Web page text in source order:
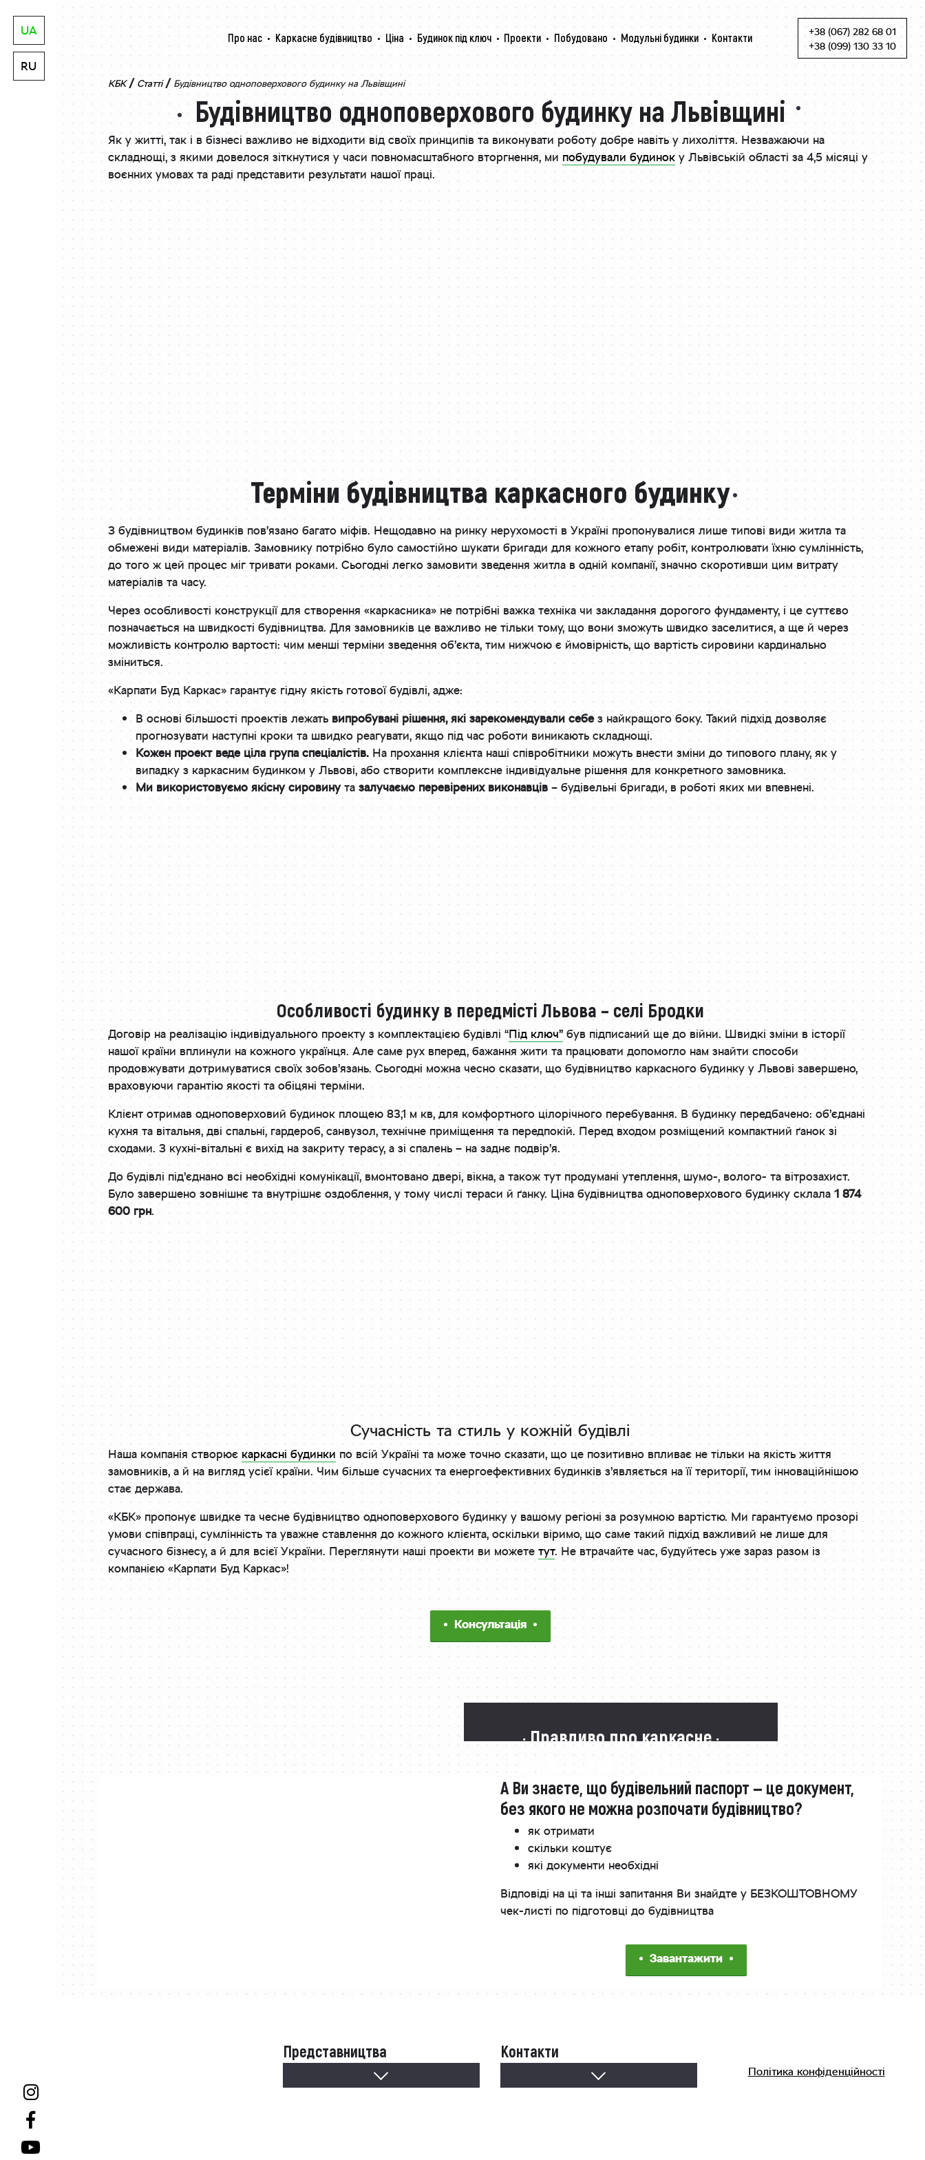
UA
RU
Про нас Каркасне будівництво Ціна Будинок під ключ Проекти Побудовано Модульні будинки Контакти Skip to content
+38 (067) 282 68 01
+38 (099) 130 33 10
КБК / Статті / Будівництво одноповерхового будинку на Львівщині
Будівництво одноповерхового будинку на Львівщині
Як у житті, так і в бізнесі важливо не відходити від своїх принципів та виконувати роботу добре навіть у лихоліття. Незважаючи на
складнощі, з якими довелося зіткнутися у часи повномасштабного вторгнення, ми побудували будиноку Львівській області за 4,5 місяці у
воєнних умовах та раді представити результати нашої праці.
Терміни будівництва каркасного будинку
З будівництвом будинків пов’язано багато міфів. Нещодавно на ринку нерухомості в Україні пропонувалися лише типові види житла та
обмежені види матеріалів. Замовнику потрібно було самостійно шукати бригади для кожного етапу робіт, контролювати їхню сумлінність,
до того ж цей процес міг тривати роками. Сьогодні легко замовити зведення житла в одній компанії, значно скоротивши цим витрату
матеріалів та часу.
Через особливості конструкції для створення «каркасника» не потрібні важка техніка чи закладання дорогого фундаменту, і це суттєво
позначається на швидкості будівництва. Для замовників це важливо не тільки тому, що вони зможуть швидко заселитися, а ще й через
можливість контролю вартості: чим менші терміни зведення об’єкта, тим нижчою є ймовірність, що вартість сировини кардинально
зміниться.
«Карпати Буд Каркас» гарантує гідну якість готової будівлі, адже:
В основі більшості проектів лежать випробувані рішення, які зарекомендували себез найкращого боку. Такий підхід дозволяє
прогнозувати наступні кроки та швидко реагувати, якщо під час роботи виникають складнощі.
Кожен проект веде ціла група спеціалістів. На прохання клієнта наші співробітники можуть внести зміни до типового плану, як у
випадку з каркасним будинком у Львові, або створити комплексне індивідуальне рішення для конкретного замовника.
Ми використовуємо якісну сировинутазалучаємо перевірених виконавців– будівельні бригади, в роботі яких ми впевнені.
Особливості будинку в передмісті Львова – селі Бродки
Договір на реалізацію індивідуального проекту з комплектацією будівлі “Під ключ”був підписаний ще до війни. Швидкі зміни в історії
нашої країни вплинули на кожного українця. Але саме рух вперед, бажання жити та працювати допомогло нам знайти способи
продовжувати дотримуватися своїх зобов’язань. Сьогодні можна чесно сказати, що будівництво каркасного будинку у Львові завершено,
враховуючи гарантію якості та обіцяні терміни.
Клієнт отримав одноповерховий будинок площею 83,1 м кв, для комфортного цілорічного перебування. В будинку передбачено: об’єднані
кухня та вітальня, дві спальні, гардероб, санвузол, технічне приміщення та передпокій. Перед входом розміщений компактний ґанок зі
сходами. З кухні-вітальні є вихід на закриту терасу, а зі спалень – на заднє подвір’я.
До будівлі під’єднано всі необхідні комунікації, вмонтовано двері, вікна, а також тут продумані утеплення, шумо-, волого- та вітрозахист.
Було завершено зовнішнє та внутрішнє оздоблення, у тому числі тераси й ґанку. Ціна будівництва одноповерхового будинку склала1 874
600 грн.
Сучасність та стиль у кожній будівлі
Наша компанія створює каркасні будинки по всій Україні та може точно сказати, що це позитивно впливає не тільки на якість життя
замовників, а й на вигляд усієї країни. Чим більше сучасних та енергоефективних будинків з’являється на її території, тим інноваційнішою
стає держава.
«КБК» пропонує швидке та чесне будівництво одноповерхового будинку у вашому регіоні за розумною вартістю. Ми гарантуємо прозорі
умови співпраці, сумлінність та уважне ставлення до кожного клієнта, оскільки віримо, що саме такий підхід важливий не лише для
сучасного бізнесу, а й для всієї України. Переглянути наші проекти ви можететут. Не втрачайте час, будуйтесь уже зараз разом із
компанією «Карпати Буд Каркас»!
Консультація
· Правдиво про каркасне ·
А Ви знаєте, що будівельний паспорт — це документ,
без якого не можна розпочати будівництво?
як отримати
скільки коштує
які документи необхідні
Відповіді на ці та інші запитання Ви знайдте у БЕЗКОШТОВНОМУ
чек-листі по підготовці до будівництва
Завантажити
Представництва
Представництва
Контакти
Політика конфіденційності